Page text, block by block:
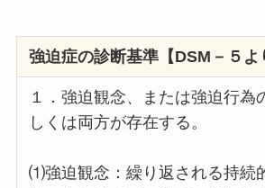
強迫症の診断基準【DSM－５よ
１．強迫観念、または強迫行為
しくは両方が存在する。
⑴強迫観念：繰り返される持続